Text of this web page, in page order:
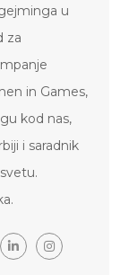
u
za
in Games,
kod nas,
i saradnik